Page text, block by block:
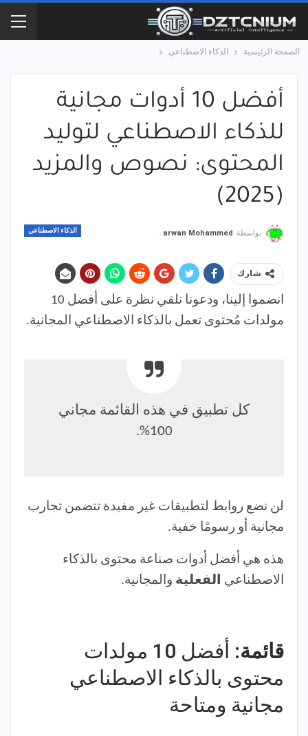
الصفحة الرئيسية الذكاء الاصطناعي
أفضل 10 أدوات مجانية
للذكاء الاصطناعي لتوليد
المحتوى: نصوص والمزيد
(2025)
الذكاء الاصطناعي بواسطة Marwan Mohammed
شارك
انضموا إلينا، ودعونا نلقي نظرة على أفضل 10
مولدات مُحتوى تعمل بالذكاء الاصطناعي المجانية.
كل تطبيق في هذه القائمة مجاني
100%.
لن نضع روابط لتطبيقات غير مفيدة تتضمن تجارب
مجانية أو رسومًا خفية.
هذه هي أفضل أدوات صناعة محتوى بالذكاء
الاصطناعي الفعلية والمجانية.
قائمة:
أفضل 10 مولدات
محتوى بالذكاء الاصطناعي
مجانية ومتاحة